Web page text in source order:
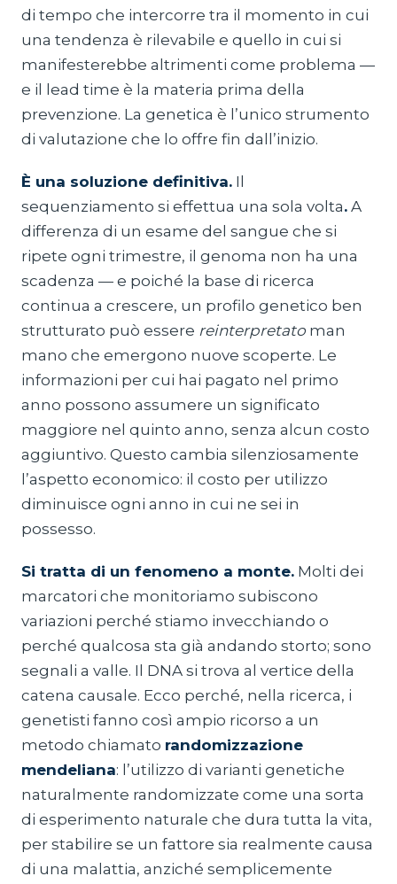
di tempo che intercorre tra il momento in cui
una tendenza è rilevabile e quello in cui si
manifesterebbe altrimenti come problema —
e il lead time è la materia prima della
prevenzione. La genetica è l’unico strumento
di valutazione che lo offre fin dall’inizio.
È una soluzione definitiva. Il
sequenziamento si effettua una sola volta. A
differenza di un esame del sangue che si
ripete ogni trimestre, il genoma non ha una
scadenza — e poiché la base di ricerca
continua a crescere, un profilo genetico ben
strutturato può essere reinterpretatoman
mano che emergono nuove scoperte. Le
informazioni per cui hai pagato nel primo
anno possono assumere un significato
maggiore nel quinto anno, senza alcun costo
aggiuntivo. Questo cambia silenziosamente
l’aspetto economico: il costo per utilizzo
diminuisce ogni anno in cui ne sei in
possesso.
Si tratta di un fenomeno a monte. Molti dei
marcatori che monitoriamo subiscono
variazioni perché stiamo invecchiando o
perché qualcosa sta già andando storto; sono
segnali a valle. Il DNA si trova al vertice della
catena causale. Ecco perché, nella ricerca, i
genetisti fanno così ampio ricorso a un
metodo chiamato randomizzazione
mendeliana: l’utilizzo di varianti genetiche
naturalmente randomizzate come una sorta
di esperimento naturale che dura tutta la vita,
per stabilire se un fattore sia realmente causa
di una malattia, anziché semplicemente